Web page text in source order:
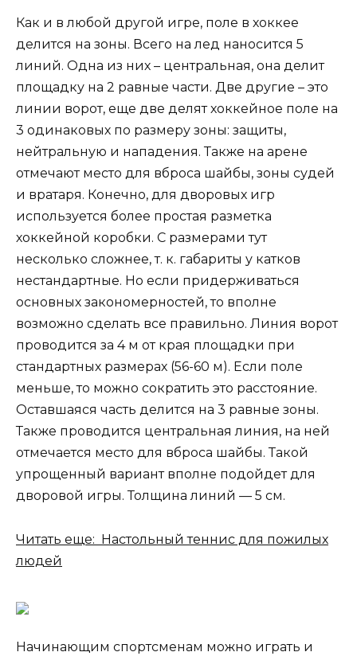
Как и в любой другой игре, поле в хоккее
делится на зоны. Всего на лед наносится 5
линий. Одна из них – центральная, она делит
площадку на 2 равные части. Две другие – это
линии ворот, еще две делят хоккейное поле на
3 одинаковых по размеру зоны: защиты,
нейтральную и нападения. Также на арене
отмечают место для вброса шайбы, зоны судей
и вратаря. Конечно, для дворовых игр
используется более простая разметка
хоккейной коробки. С размерами тут
несколько сложнее, т. к. габариты у катков
нестандартные. Но если придерживаться
основных закономерностей, то вполне
возможно сделать все правильно. Линия ворот
проводится за 4 м от края площадки при
стандартных размерах (56-60 м). Если поле
меньше, то можно сократить это расстояние.
Оставшаяся часть делится на 3 равные зоны.
Также проводится центральная линия, на ней
отмечается место для вброса шайбы. Такой
упрощенный вариант вполне подойдет для
дворовой игры. Толщина линий — 5 см.
Читать еще: Настольный теннис для пожилых
людей
Начинающим спортсменам можно играть и